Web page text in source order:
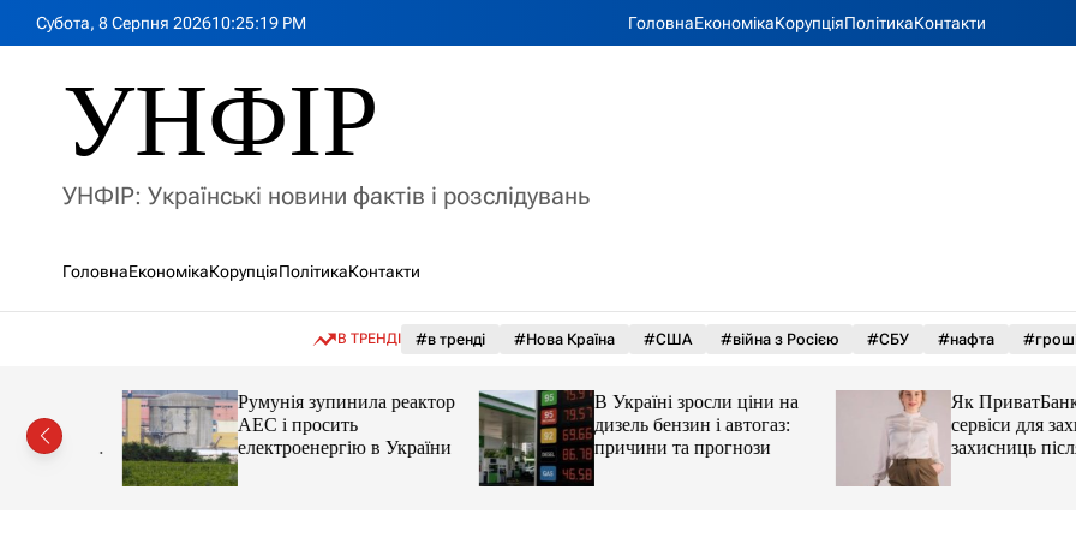
Субота, 8 Серпня 202610:25:21 PM ГоловнаЕкономікаКорупціяПолітикаКонтакти
УНФІР
УНФІР: Українські новини фактів і розслідувань
ГоловнаЕкономікаКорупціяПолітикаКонтакти
В ТРЕНДІ #в тренді #Нова Країна #США #війна з Росією #СБУ #нафта
цін і
Румунія зупинила реактор
АЕС і просить
електроенергію в України
В Україні зросли ціни на
дизель бензин і автогаз:
причини та прогнози
Як ПриватБанк
сервіси для
захисниць після